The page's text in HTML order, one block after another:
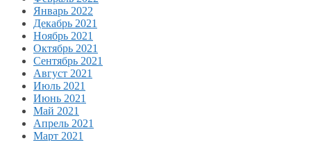
Январь 2022
Декабрь 2021
Ноябрь 2021
Октябрь 2021
Сентябрь 2021
Август 2021
Июль 2021
Июнь 2021
Май 2021
Апрель 2021
Март 2021